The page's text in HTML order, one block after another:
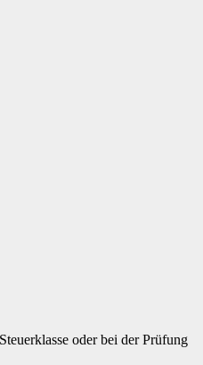
oder bei der Prüfung